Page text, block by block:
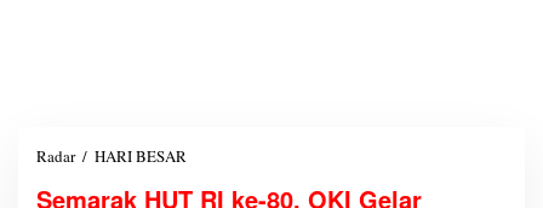
Radar / HARI BESAR
m
Semarak HUT RI ke-80, OKI Gelar